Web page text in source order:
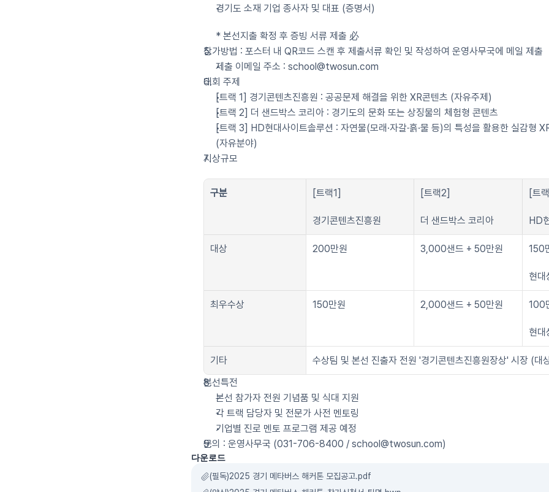
경기도 소재 기업 종사자 및 대표 (증명서)
* 본선지출 확정 후 증빙 서류 제출 必
참가방법 : 포스터 내 QR코드 스캔 후 제출서류 확인 및 작성하여 운영사무국에 메일 제출
제출 이메일 주소 : school@twosun.com
대회 주제
[트랙 1] 경기콘텐츠진흥원 : 공공문제 해결을 위한 XR콘텐츠 (자유주제)
[트랙 2] 더 샌드박스 코리아 : 경기도의 문화 또는 상징물의 체험형 콘텐츠
[트랙 3] HD현대사이트솔루션 : 자연물(모래·자갈·흙·물 등)의 특성을 활용한 실감형
(자유분야)
시상규모
구분 [트랙1]
경기콘텐츠진흥원
[트랙2]
더 샌드박스 코리아
[트
HD
대상 200만원 3,000샌드 + 50만원 150
현대
최우수상 150만원 2,000샌드 + 50만원 100
현대
기타
수상팀 및 본선 진출자 전원 '경기콘텐츠진흥원장상' 시장 (대
본선특전
본선 참가자 전원 기념품 및 식대 지원
각 트랙 담당자 및 전문가 사전 멘토링
기업별 진로 멘토 프로그램 제공 예정
문의 : 운영사무국 (031-706-8400 / school@twosun.com)
다운로드
(필독)2025 경기 메타버스 해커톤 모집공고.pdf